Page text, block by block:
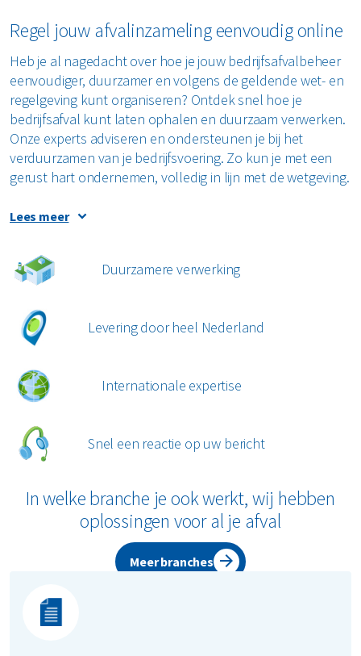
Regel jouw afvalinzameling eenvoudig online
Heb je al nagedacht over hoe je jouw bedrijfsafvalbeheer
eenvoudiger, duurzamer en volgens de geldende wet- en
regelgeving kunt organiseren? Ontdek snel hoe je
bedrijfsafval kunt laten ophalen en duurzaam verwerken.
Onze experts adviseren en ondersteunen je bij het
verduurzamen van je bedrijfsvoering. Zo kun je met een
gerust hart ondernemen, volledig in lijn met de wetgeving.
Met een bedrijfsafvalcontainer die afgestemd is op jouw
wereld. Start vandaag nog met efficiënte afvalinzameling
voor bedrijven en huur eenvoudig jouw
afvalbeheeroplossing die past bij jouw bedrijf en regel
alles eenvoudig online via de MyRenewi portal. Ontdek
naast onze bedrijfsafvalcontainers ook andere
oplossingen, zoals inzameling van
handige interne inzamelmiddelen, die perfect geschikt zijn
Samen maken we afvalbeheer duurzamer en slimmer,
zodat jij je kunt richten op wat echt telt!
Heb je afval thuis? Bekijk dan onzeparticuliere pagina.
Lees meer
Duurzamere verwerking
Levering door heel Nederland
Internationale expertise
Snel een reactie op uw bericht
In welke branche je ook werkt, wij hebben
oplossingen voor al je afval
Meer branches